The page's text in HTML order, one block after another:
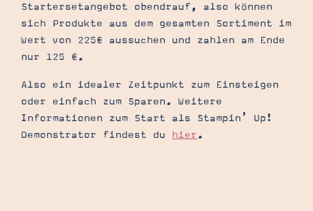
Startersetangebot obendrauf, also können
sich Produkte aus dem gesamten Sortiment im
Wert von 225€ aussuchen und zahlen am Ende
nur 125 €.
Also ein idealer Zeitpunkt zum Einsteigen
oder einfach zum Sparen. Weitere
Informationen zum Start als Stampin’ Up!
Demonstrator findest du hier.